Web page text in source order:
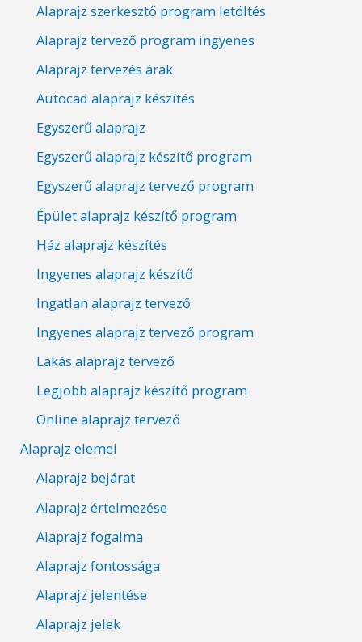
Alaprajz szerkesztő program letöltés
Alaprajz tervező program ingyenes
Alaprajz tervezés árak
Autocad alaprajz készítés
Egyszerű alaprajz
Egyszerű alaprajz készítő program
Egyszerű alaprajz tervező program
Épület alaprajz készítő program
Ház alaprajz készítés
Ingyenes alaprajz készítő
Ingatlan alaprajz tervező
Ingyenes alaprajz tervező program
Lakás alaprajz tervező
Legjobb alaprajz készítő program
Online alaprajz tervező
Alaprajz elemei
Alaprajz bejárat
Alaprajz értelmezése
Alaprajz fogalma
Alaprajz fontossága
Alaprajz jelentése
Alaprajz jelek